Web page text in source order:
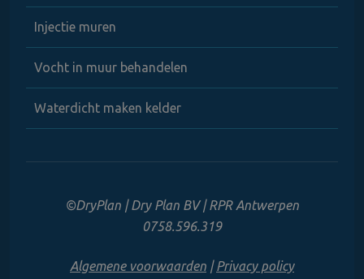
Injectie muren
Vocht in muur behandelen
Waterdicht maken kelder
©DryPlan | Dry Plan BV | RPR Antwerpen
0758.596.319
Algemene voorwaarden |Privacy policy